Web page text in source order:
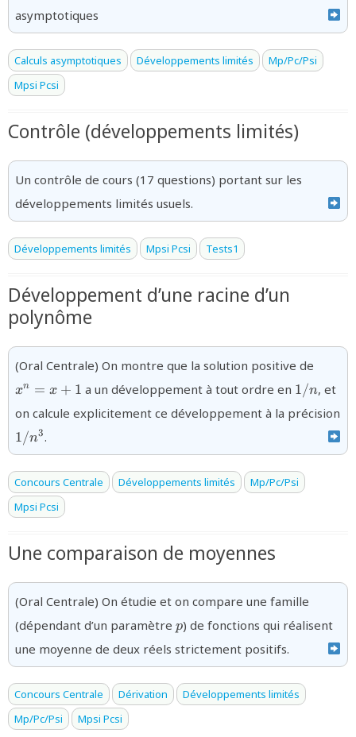
asymptotiques
Calculs asymptotiques Développements limités
Mp/Pc/Psi
Mpsi Pcsi
Contrôle (développements limités)
Un contrôle de cours (17 questions) portant sur les
développements limités usuels.
Développements limités Mpsi Pcsi Tests1
Développement d’une racine d’un
polynôme
(Oral Centrale) On montre que la solution positive de
xn = x + 1 a un développement à tout ordre en {1/n}
1/n, et
on calcule explicitement ce développement à la précision
{1/n^3}
1/n3.
Concours Centrale Développements limités
Mp/Pc/Psi
Mpsi Pcsi
Une comparaison de moyennes
(Oral Centrale) On étudie et on compare une famille
(dépendant d’un paramètre {p}
p) de fonctions qui réalisent
une moyenne de deux réels strictement positifs.
Concours Centrale Dérivation
Développements limités
Mp/Pc/Psi
Mpsi Pcsi